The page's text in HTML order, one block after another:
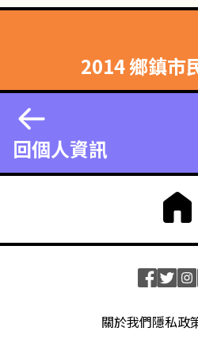
回個人資訊
2014 鄉鎮市
關於我們隱私政